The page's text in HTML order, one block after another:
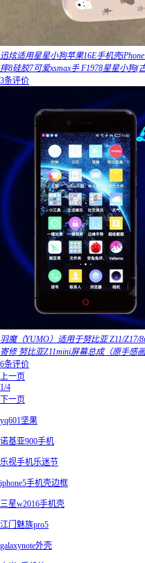
迅炫适用星星小狗苹果16E手机壳
摔8硅胶7可爱xsmax手 F1978星星小狗(
3条评价
羽魔（YUMO）适用于努比亚 Z11/Z17/
寄修 努比亚Z11mini屏幕总成（原手感画
6条评价
上一页
1/4
下一页
yq601坚果
诺基亚900手机
乐视手机乐迷节
iphone5手机壳边框
三星w2016手机壳
江门魅族pro5
galaxynote外壳